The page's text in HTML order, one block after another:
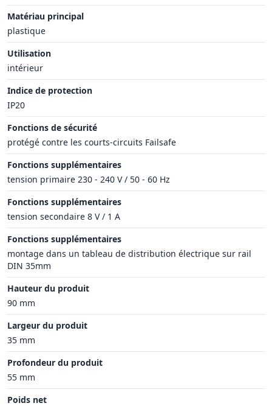
Matériau principal
plastique
Utilisation
intérieur
Indice de protection
IP20
Fonctions de sécurité
protégé contre les courts-circuits Failsafe
Fonctions supplémentaires
tension primaire 230 - 240 V / 50 - 60 Hz
Fonctions supplémentaires
tension secondaire 8 V / 1 A
Fonctions supplémentaires
montage dans un tableau de distribution électrique sur rail
DIN 35mm
Hauteur du produit
90 mm
Largeur du produit
35 mm
Profondeur du produit
55 mm
Poids net